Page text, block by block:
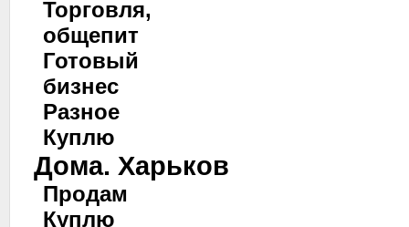
Торговля,
общепит
Готовый
бизнес
Разное
Куплю
Дома. Харьков
Продам
Куплю